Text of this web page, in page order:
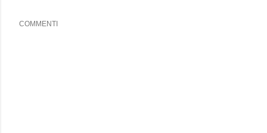
COMMENTI